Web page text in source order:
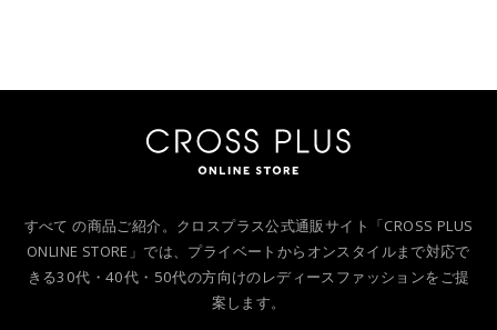
すべて の商品ご紹介。クロスプラス公式通販サイト「CROSS PLUS
ONLINE STORE」では、プライベートからオンスタイルまで対応で
きる30代・40代・50代の方向けのレディースファッションをご提
案します。